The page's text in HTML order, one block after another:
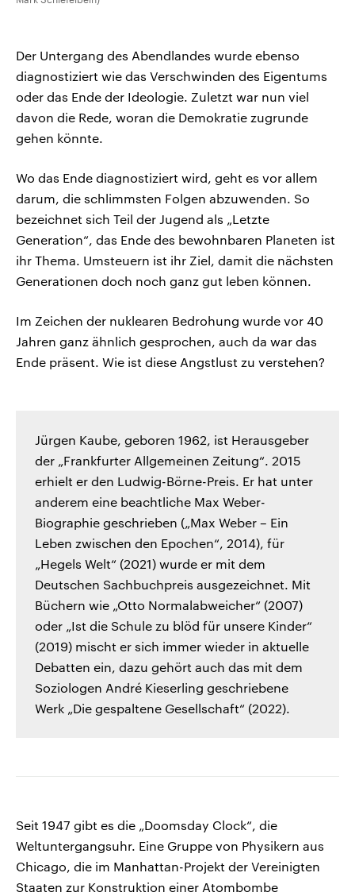
Der Untergang des Abendlandes wurde ebenso
diagnostiziert wie das Verschwinden des Eigentums
oder das Ende der Ideologie. Zuletzt war nun viel
davon die Rede, woran die Demokratie zugrunde
gehen könnte.
Wo das Ende diagnostiziert wird, geht es vor allem
darum, die schlimmsten Folgen abzuwenden. So
bezeichnet sich Teil der Jugend als „Letzte
Generation“, das Ende des bewohnbaren Planeten ist
ihr Thema. Umsteuern ist ihr Ziel, damit die nächsten
Generationen doch noch ganz gut leben können.
Im Zeichen der nuklearen Bedrohung wurde vor 40
Jahren ganz ähnlich gesprochen, auch da war das
Ende präsent. Wie ist diese Angstlust zu verstehen?
Jürgen Kaube, geboren 1962, ist Herausgeber
der „Frankfurter Allgemeinen Zeitung“. 2015
erhielt er den Ludwig-Börne-Preis. Er hat unter
anderem eine beachtliche Max Weber-
Biographie geschrieben („Max Weber – Ein
Leben zwischen den Epochen“, 2014), für
„Hegels Welt“ (2021) wurde er mit dem
Deutschen Sachbuchpreis ausgezeichnet. Mit
Büchern wie „Otto Normalabweicher“ (2007)
oder „Ist die Schule zu blöd für unsere Kinder“
(2019) mischt er sich immer wieder in aktuelle
Debatten ein, dazu gehört auch das mit dem
Soziologen André Kieserling geschriebene
Werk „Die gespaltene Gesellschaft“ (2022).
Seit 1947 gibt es die „Doomsday Clock“, die
Weltuntergangsuhr. Eine Gruppe von Physikern aus
Chicago, die im Manhattan-Projekt der Vereinigten
Staaten zur Konstruktion einer Atombombe